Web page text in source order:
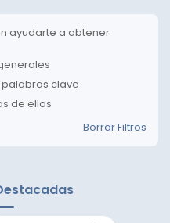
ayudarte a obtener
clave
de ellos
Borrar Filtros